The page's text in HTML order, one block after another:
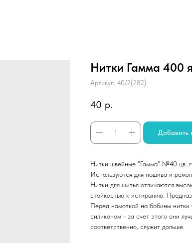
Нитки Гамма 400
Артикул: 40/2(282)
40 р.
Добавить
Нитки швейные "Гамма" №40 цв.
Используются для пошива и
Нитки для шитья отличаются
стойкостью к истиранию.
Перед намоткой на бобины
силиконом - за счет этого они
соответственно, служит дольше.